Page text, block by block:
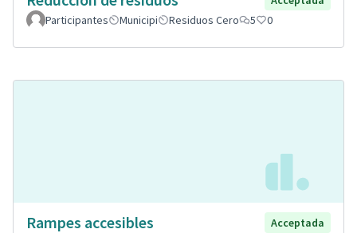
Participantes
Municipi Residuos Cero 5 0
Rampes accesibles
Acceptada